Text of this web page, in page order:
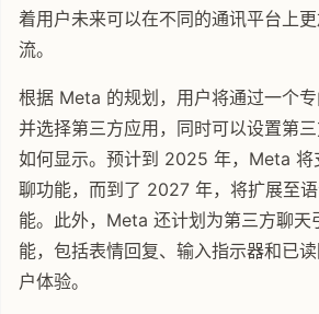
着用户未来可以在不同的通讯平台上
流。
根据 Meta 的规划，用户将通过一个
并选择第三方应用，同时可以设置第
如何显示。预计到 2025 年，Meta 将
聊功能，而到了 2027 年，将扩展至
能。此外，Meta 还计划为第三方聊天
能，包括表情回复、输入指示器和已
户体验。